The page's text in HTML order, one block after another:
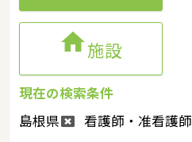
施設
現在の検索条件
島根県
看護師・准看護師